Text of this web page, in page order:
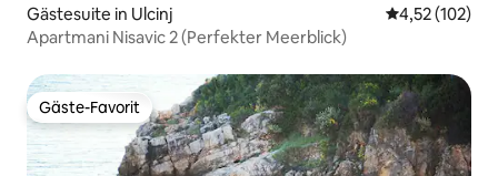
Gästesuite in Ulcinj
4,52 (102)
Apartmani Nisavic 2 (Perfekter Meerblick)
Gäste-Favorit
Gäste-Favorit